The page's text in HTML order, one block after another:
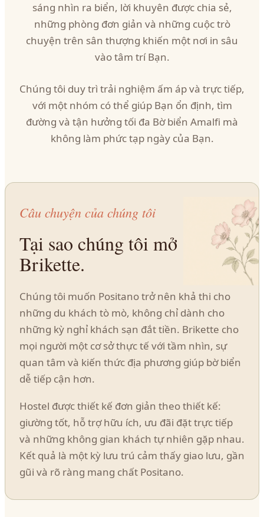
sáng nhìn ra biển, lời khuyên được chia sẻ,
những phòng đơn giản và những cuộc trò
chuyện trên sân thượng khiến một nơi in sâu
vào tâm trí Bạn.
Chúng tôi duy trì trải nghiệm ấm áp và trực tiếp,
với một nhóm có thể giúp Bạn ổn định, tìm
đường và tận hưởng tối đa Bờ biển Amalfi mà
không làm phức tạp ngày của Bạn.
Câu chuyện của chúng tôi
Tại sao chúng tôi mở
Brikette.
Chúng tôi muốn Positano trở nên khả thi cho
những du khách tò mò, không chỉ dành cho
những kỳ nghỉ khách sạn đắt tiền. Brikette cho
mọi người một cơ sở thực tế với tầm nhìn, sự
quan tâm và kiến thức địa phương giúp bờ biển
dễ tiếp cận hơn.
Hostel được thiết kế đơn giản theo thiết kế:
giường tốt, hỗ trợ hữu ích, ưu đãi đặt trực tiếp
và những không gian khách tự nhiên gặp nhau.
Kết quả là một kỳ lưu trú cảm thấy giao lưu, gần
gũi và rõ ràng mang chất Positano.